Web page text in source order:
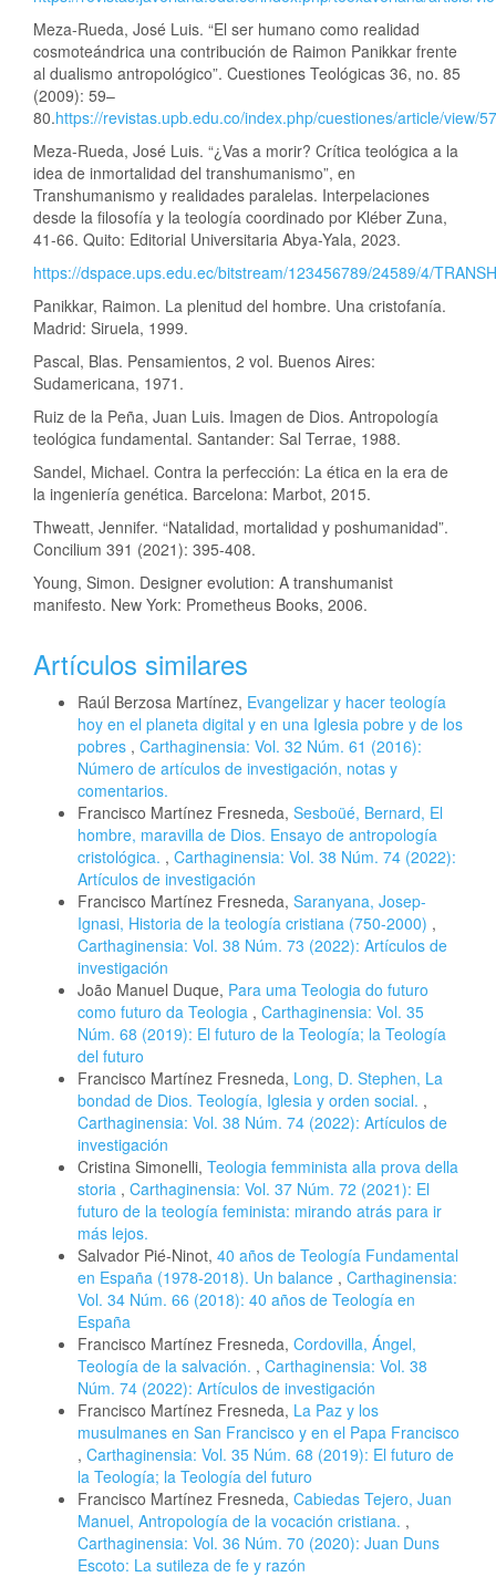
Meza-Rueda, José Luis. “El ser humano como realidad
cosmoteándrica una contribución de Raimon Panikkar frente
al dualismo antropológico”. Cuestiones Teológicas 36, no. 85
(2009): 59–
80.https://revistas.upb.edu.co/index.php/cuestiones/article/view/
Meza-Rueda, José Luis. “¿Vas a morir? Crítica teológica a la
idea de inmortalidad del transhumanismo”, en
Transhumanismo y realidades paralelas. Interpelaciones
desde la filosofía y la teología coordinado por Kléber Zuna,
41-66. Quito: Editorial Universitaria Abya-Yala, 2023.
https://dspace.ups.edu.ec/bitstream/123456789/24589/4/
Panikkar, Raimon. La plenitud del hombre. Una cristofanía.
Madrid: Siruela, 1999.
Pascal, Blas. Pensamientos, 2 vol. Buenos Aires:
Sudamericana, 1971.
Ruiz de la Peña, Juan Luis. Imagen de Dios. Antropología
teológica fundamental. Santander: Sal Terrae, 1988.
Sandel, Michael. Contra la perfección: La ética en la era de
la ingeniería genética. Barcelona: Marbot, 2015.
Thweatt, Jennifer. “Natalidad, mortalidad y poshumanidad”.
Concilium 391 (2021): 395-408.
Young, Simon. Designer evolution: A transhumanist
manifesto. New York: Prometheus Books, 2006.
Artículos similares
Raúl Berzosa Martínez, Evangelizar y hacer teología
hoy en el planeta digital y en una Iglesia pobre y de los
pobres , Carthaginensia: Vol. 32 Núm. 61 (2016):
Número de artículos de investigación, notas y
comentarios.
Francisco Martínez Fresneda, Sesboüé, Bernard, El
hombre, maravilla de Dios. Ensayo de antropología
cristológica. , Carthaginensia: Vol. 38 Núm. 74 (2022):
Artículos de investigación
Francisco Martínez Fresneda, Saranyana, Josep-
Ignasi, Historia de la teología cristiana (750-2000) ,
Carthaginensia: Vol. 38 Núm. 73 (2022): Artículos de
investigación
João Manuel Duque, Para uma Teologia do futuro
como futuro da Teologia , Carthaginensia: Vol. 35
Núm. 68 (2019): El futuro de la Teología; la Teología
del futuro
Francisco Martínez Fresneda, Long, D. Stephen, La
bondad de Dios. Teología, Iglesia y orden social. ,
Carthaginensia: Vol. 38 Núm. 74 (2022): Artículos de
investigación
Cristina Simonelli, Teologia femminista alla prova della
storia , Carthaginensia: Vol. 37 Núm. 72 (2021): El
futuro de la teología feminista: mirando atrás para ir
más lejos.
Salvador Pié-Ninot, 40 años de Teología Fundamental
en España (1978-2018). Un balance , Carthaginensia:
Vol. 34 Núm. 66 (2018): 40 años de Teología en
España
Francisco Martínez Fresneda, Cordovilla, Ángel,
Teología de la salvación. , Carthaginensia: Vol. 38
Núm. 74 (2022): Artículos de investigación
Francisco Martínez Fresneda, La Paz y los
musulmanes en San Francisco y en el Papa Francisco
, Carthaginensia: Vol. 35 Núm. 68 (2019): El futuro de
la Teología; la Teología del futuro
Francisco Martínez Fresneda, Cabiedas Tejero, Juan
Manuel, Antropología de la vocación cristiana. ,
Carthaginensia: Vol. 36 Núm. 70 (2020): Juan Duns
Escoto: La sutileza de fe y razón